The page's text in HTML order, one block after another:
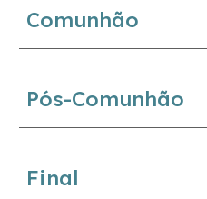
Comunhão
Pós-Comunhão
Final